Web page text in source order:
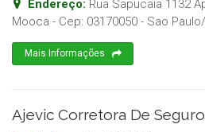
Endereço: Rua Sapucaia 1132
Mooca - Cep: 03170050 - Sao Paulo/
Mais Informações
Ajevic Corretora De